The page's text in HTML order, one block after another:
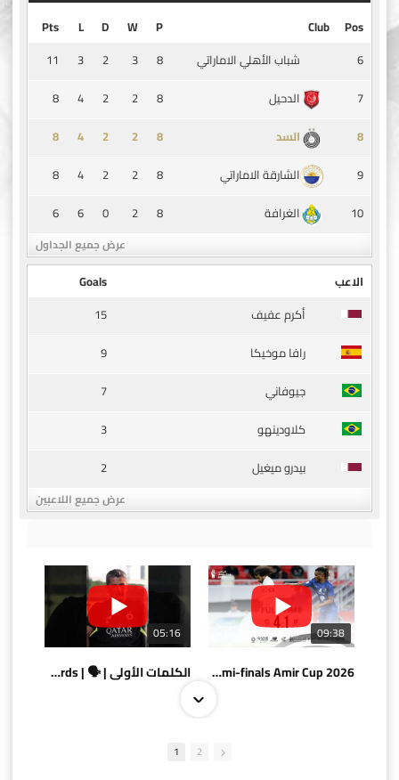
Pos
Club
P
W
D
L
Pts
6
شباب الأهلي الاماراتي 8
3
2
3
11
7
الدحيل 8
2
2
4
8
8
السد 8
2
2
4
8
9
الشارقة الاماراتي 8
2
2
4
8
10
الغرافة 8
2
0
6
6
عرض جميع الجداول
الاعب
Goals
أكرم عفيف
15
رافا موخيكا
9
جيوفاني
7
كلاودينهو
3
بيدرو ميغيل
2
عرض جميع اللاعبين
05:16
الكلمات الأولى | 🗣 | First words
09:38
AlSadd 4/1 AlDuhail - Semi-finals Amir Cup 2026 #السد/ الدحيل
1 2